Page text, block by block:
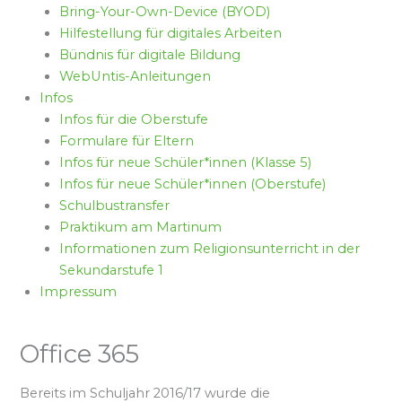
Bring-Your-Own-Device (BYOD)
Hilfestellung für digitales Arbeiten
Bündnis für digitale Bildung
WebUntis-Anleitungen
Infos
Infos für die Oberstufe
Formulare für Eltern
Infos für neue Schüler*innen (Klasse 5)
Infos für neue Schüler*innen (Oberstufe)
Schulbustransfer
Praktikum am Martinum
Informationen zum Religionsunterricht in der
Sekundarstufe 1
Impressum
Office 365
Bereits im Schuljahr 2016/17 wurde die